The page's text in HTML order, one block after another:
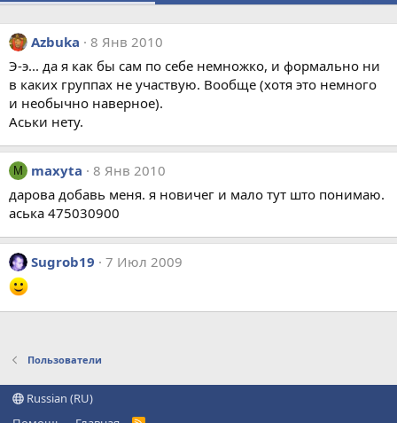
Azbuka
8 Янв 2010
Э-э... да я как бы сам по себе немножко, и формально ни
в каких группах не участвую. Вообще (хотя это немного
и необычно наверное).
Аськи нету.
M maxyta
8 Янв 2010
дарова добавь меня. я новичег и мало тут што понимаю.
аська 475030900
Sugrob19 7 Июл 2009
Пользователи
Russian (RU)